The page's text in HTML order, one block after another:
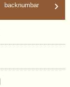
backnumbar